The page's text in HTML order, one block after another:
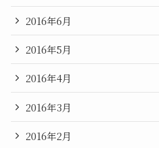
2016年6月
2016年5月
2016年4月
2016年3月
2016年2月